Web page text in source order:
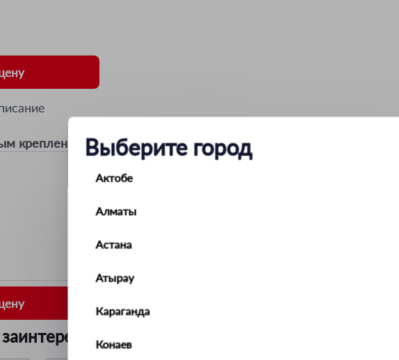
Выберите город
Актобе
Алматы
Астана
Атырау
Караганда
Конаев
креплением 63мм